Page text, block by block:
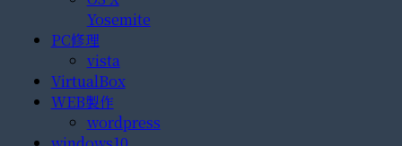
Yosemite
PC修理
vista
VirtualBox
WEB製作
wordpress